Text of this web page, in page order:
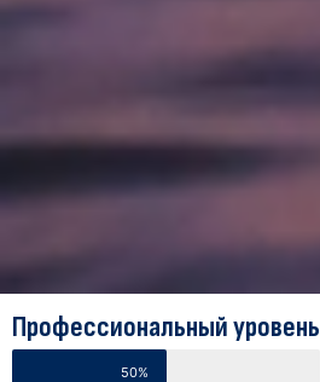
Профессиональный уровень
50%